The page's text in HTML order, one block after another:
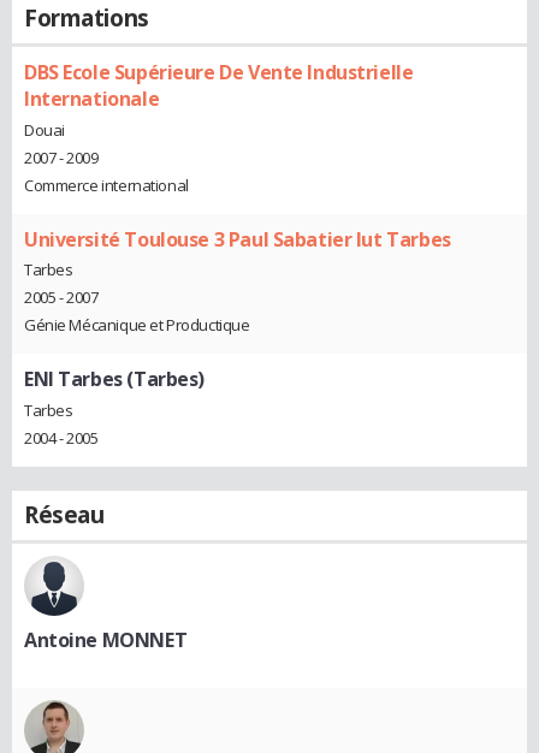
Formations
DBS Ecole Supérieure De Vente Industrielle
Internationale
Douai
2007 - 2009
Commerce international
Université Toulouse 3 Paul Sabatier Iut Tarbes
Tarbes
2005 - 2007
Génie Mécanique et Productique
ENI Tarbes (Tarbes)
Tarbes
2004 - 2005
Réseau
Antoine MONNET